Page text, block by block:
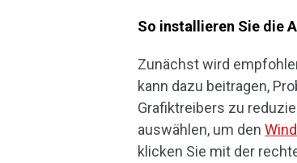
So installieren Sie die
Zunächst wird
kann dazu beitragen,
Grafiktreibers zu
auswählen, um den
klicken Sie mit der